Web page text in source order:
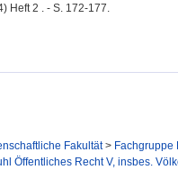
Heft 2 . - S. 172-177.
Fakultät> Fachgruppe
Öffentliches Recht V, insbes.